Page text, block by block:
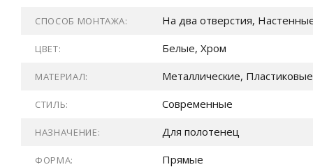
СПОСОБ МОНТАЖА: На два отверстия,
ЦВЕТ: Белые, Хром
МАТЕРИАЛ: Металлические, Пластиковые
СТИЛЬ: Современные
НАЗНАЧЕНИЕ: Для полотенец
ФОРМА: Прямые